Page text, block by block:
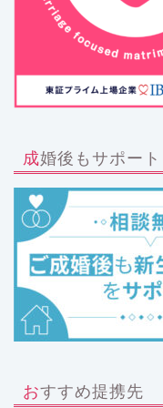
成婚後もサポート
おすすめ提携先